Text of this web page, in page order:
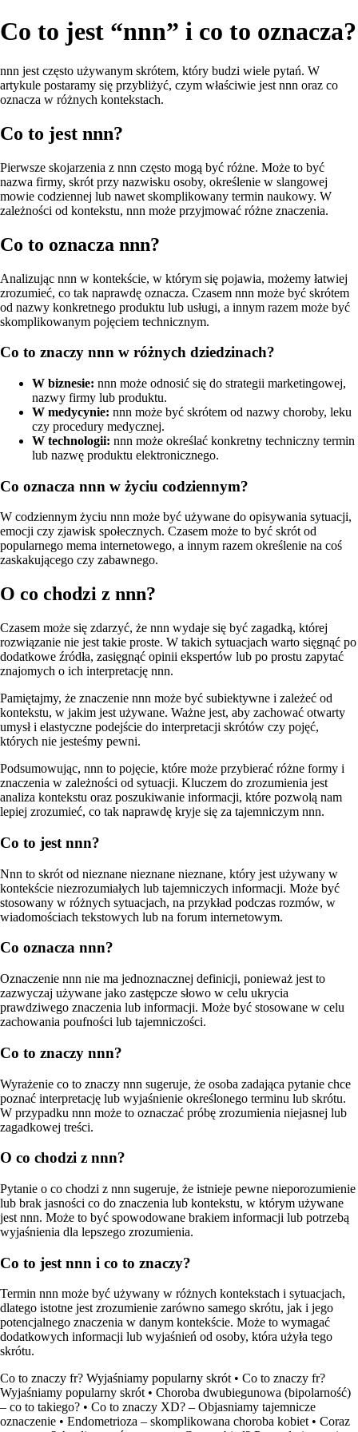
Co to jest “nnn” i co to oznacza?
nnn jest często używanym skrótem, który budzi wiele pytań. W
artykule postaramy się przybliżyć, czym właściwie jest nnn oraz co
oznacza w różnych kontekstach.
Co to jest nnn?
Pierwsze skojarzenia z nnn często mogą być różne. Może to być
nazwa firmy, skrót przy nazwisku osoby, określenie w slangowej
mowie codziennej lub nawet skomplikowany termin naukowy. W
zależności od kontekstu, nnn może przyjmować różne znaczenia.
Co to oznacza nnn?
Analizując nnn w kontekście, w którym się pojawia, możemy łatwiej
zrozumieć, co tak naprawdę oznacza. Czasem nnn może być skrótem
od nazwy konkretnego produktu lub usługi, a innym razem może być
skomplikowanym pojęciem technicznym.
Co to znaczy nnn w różnych dziedzinach?
W biznesie: nnn może odnosić się do strategii marketingowej,
nazwy firmy lub produktu.
W medycynie: nnn może być skrótem od nazwy choroby, leku
czy procedury medycznej.
W technologii: nnn może określać konkretny techniczny termin
lub nazwę produktu elektronicznego.
Co oznacza nnn w życiu codziennym?
W codziennym życiu nnn może być używane do opisywania sytuacji,
emocji czy zjawisk społecznych. Czasem może to być skrót od
popularnego mema internetowego, a innym razem określenie na coś
zaskakującego czy zabawnego.
O co chodzi z nnn?
Czasem może się zdarzyć, że nnn wydaje się być zagadką, której
rozwiązanie nie jest takie proste. W takich sytuacjach warto sięgnąć po
dodatkowe źródła, zasięgnąć opinii ekspertów lub po prostu zapytać
znajomych o ich interpretację nnn.
Pamiętajmy, że znaczenie nnn może być subiektywne i zależeć od
kontekstu, w jakim jest używane. Ważne jest, aby zachować otwarty
umysł i elastyczne podejście do interpretacji skrótów czy pojęć,
których nie jesteśmy pewni.
Podsumowując, nnn to pojęcie, które może przybierać różne formy i
znaczenia w zależności od sytuacji. Kluczem do zrozumienia jest
analiza kontekstu oraz poszukiwanie informacji, które pozwolą nam
lepiej zrozumieć, co tak naprawdę kryje się za tajemniczym nnn.
Co to jest nnn?
Nnn to skrót od nieznane nieznane nieznane, który jest używany w
kontekście niezrozumiałych lub tajemniczych informacji. Może być
stosowany w różnych sytuacjach, na przykład podczas rozmów, w
wiadomościach tekstowych lub na forum internetowym.
Co oznacza nnn?
Oznaczenie nnn nie ma jednoznacznej definicji, ponieważ jest to
zazwyczaj używane jako zastępcze słowo w celu ukrycia
prawdziwego znaczenia lub informacji. Może być stosowane w celu
zachowania poufności lub tajemniczości.
Co to znaczy nnn?
Wyrażenie co to znaczy nnn sugeruje, że osoba zadająca pytanie chce
poznać interpretację lub wyjaśnienie określonego terminu lub skrótu.
W przypadku nnn może to oznaczać próbę zrozumienia niejasnej lub
zagadkowej treści.
O co chodzi z nnn?
Pytanie o co chodzi z nnn sugeruje, że istnieje pewne nieporozumienie
lub brak jasności co do znaczenia lub kontekstu, w którym używane
jest nnn. Może to być spowodowane brakiem informacji lub potrzebą
wyjaśnienia dla lepszego zrozumienia.
Co to jest nnn i co to znaczy?
Termin nnn może być używany w różnych kontekstach i sytuacjach,
dlatego istotne jest zrozumienie zarówno samego skrótu, jak i jego
potencjalnego znaczenia w danym kontekście. Może to wymagać
dodatkowych informacji lub wyjaśnień od osoby, która użyła tego
skrótu.
Co to znaczy fr? Wyjaśniamy popularny skrót • Co to znaczy fr?
Wyjaśniamy popularny skrót • Choroba dwubiegunowa (bipolarność)
– co to takiego? • Co to znaczy XD? – Objasniamy tajemnicze
oznaczenie • Endometrioza – skomplikowana choroba kobiet • Coraz